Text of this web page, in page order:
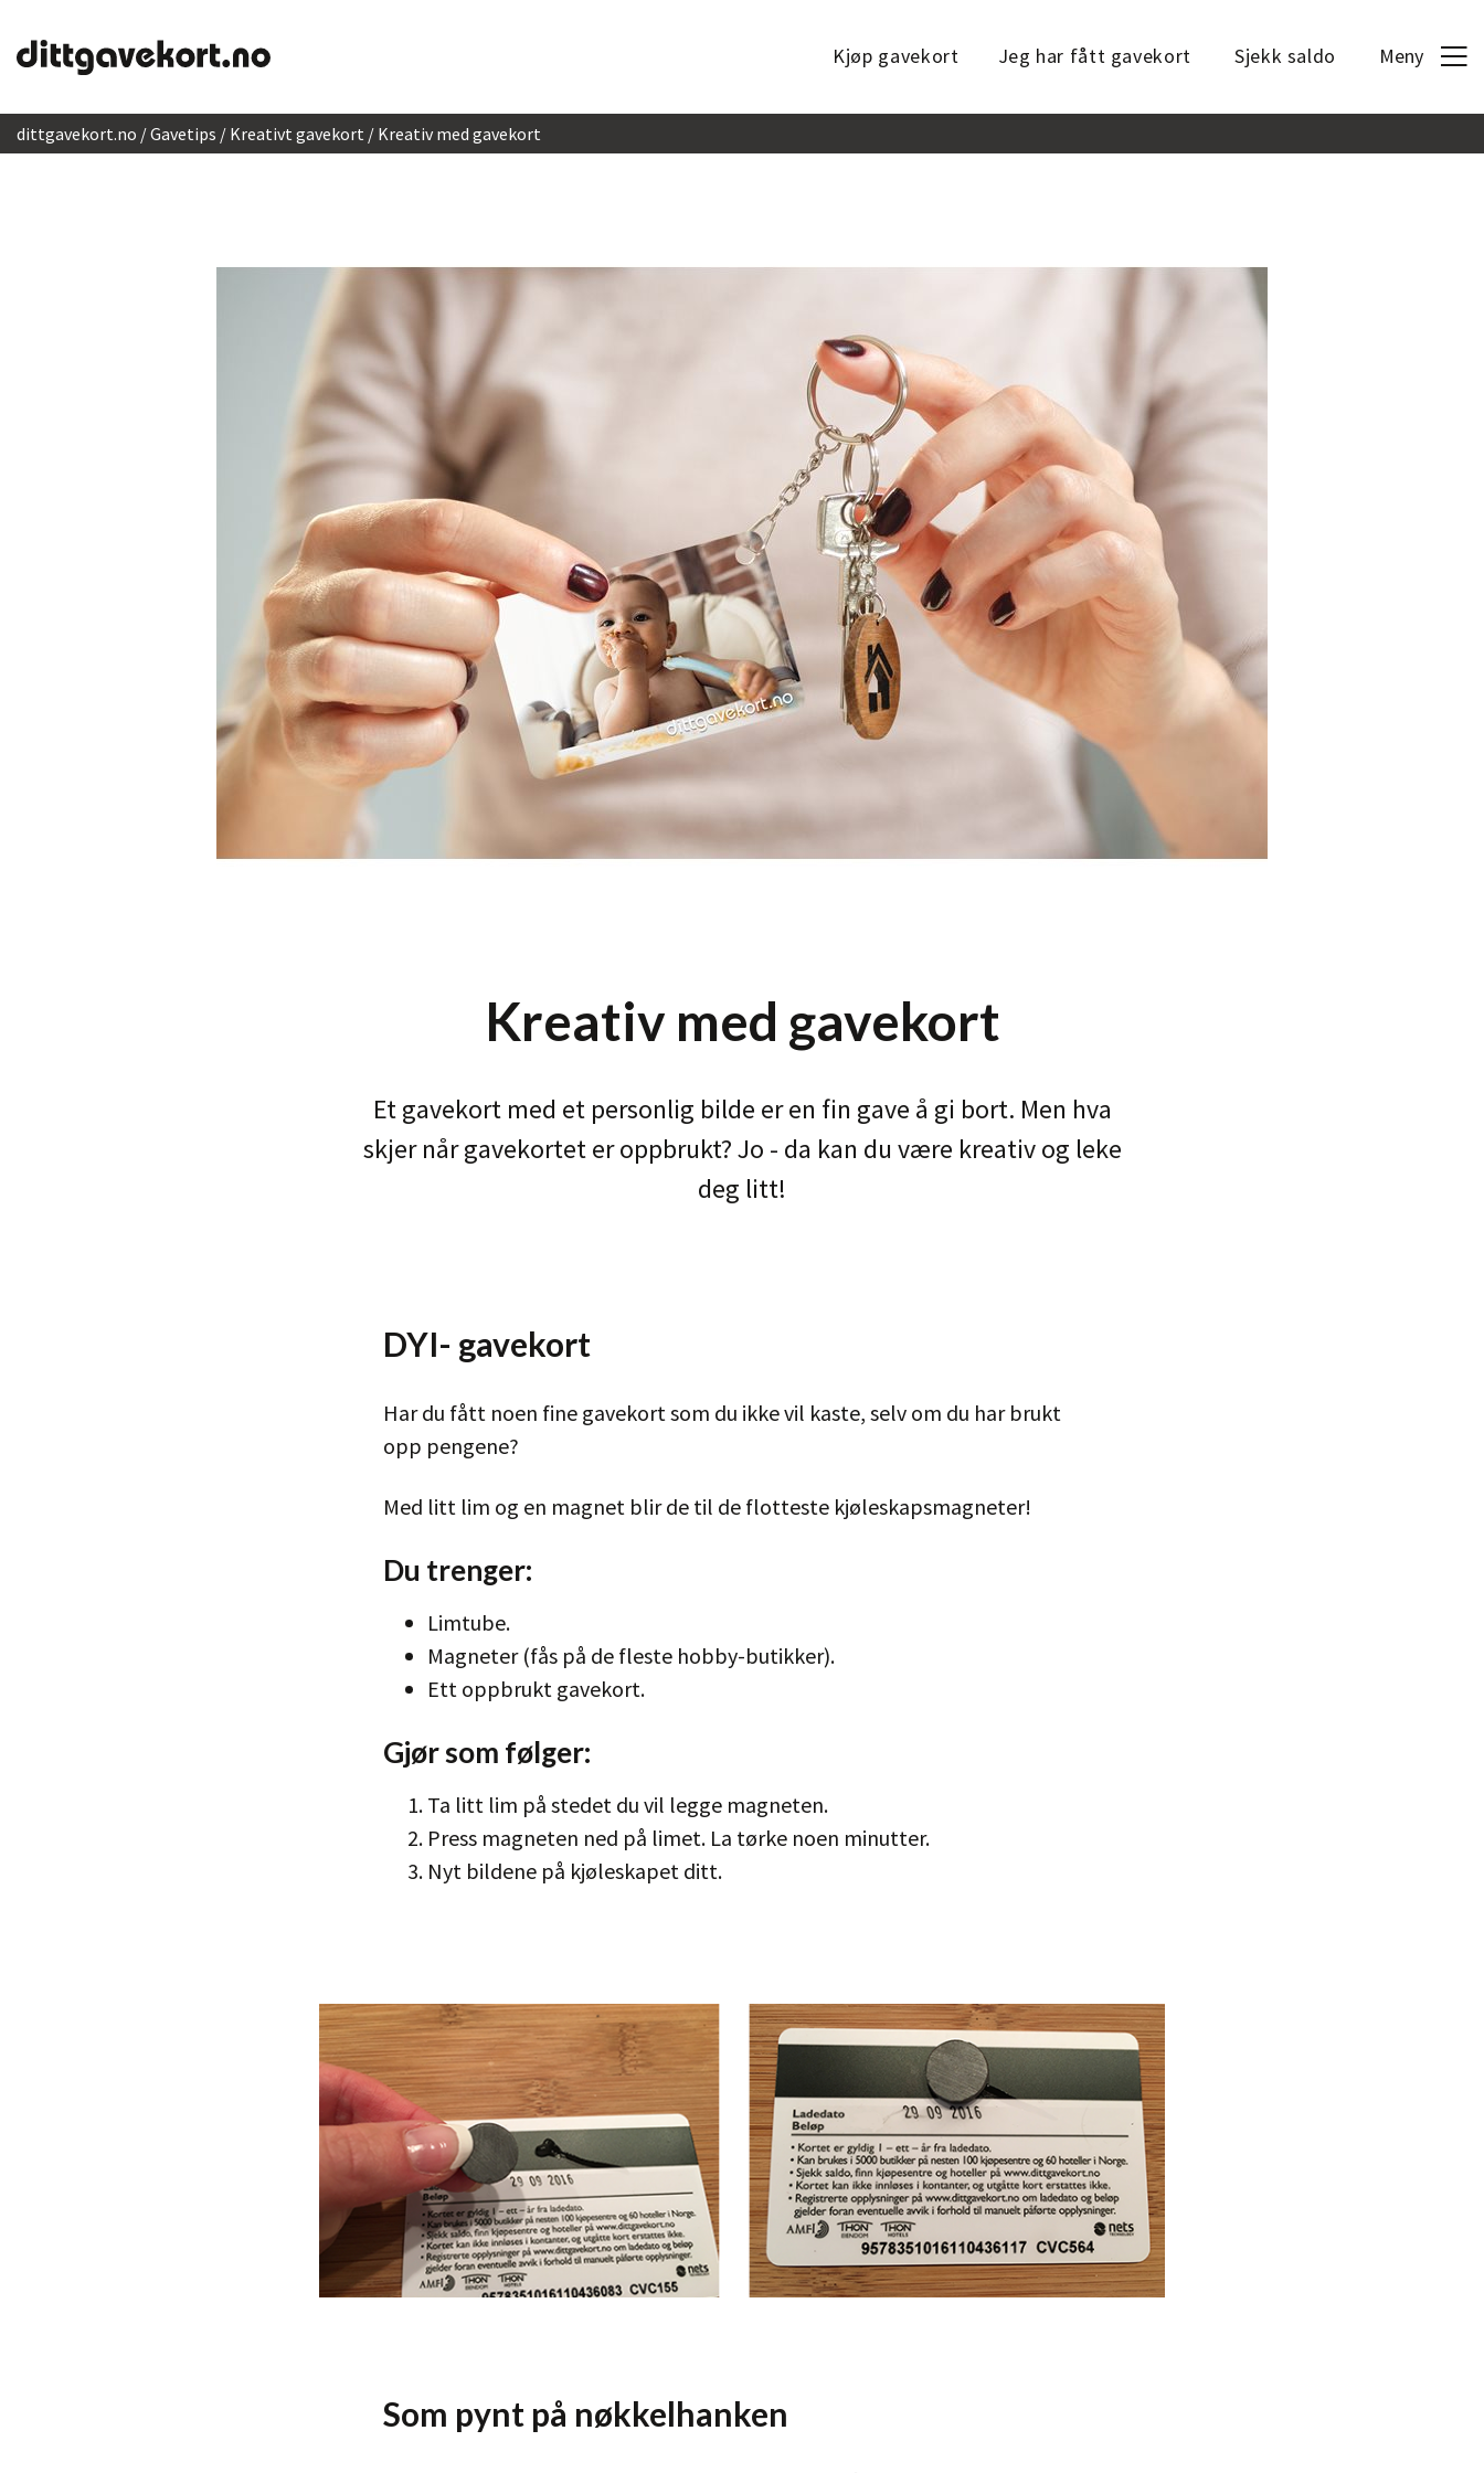
Kjøp gavekort Jeg har fått gavekort Sjekk saldo Meny
dittgavekort.no Gavetips Kreativt gavekort Kreativ med gavekort
Kreativ med gavekort
Et gavekort med et personlig bilde er en fin gave å gi bort. Men hva
skjer når gavekortet er oppbrukt? Jo - da kan du være kreativ og leke
deg litt!
DYI- gavekort
Har du fått noen fine gavekort som du ikke vil kaste, selv om du har brukt
opp pengene?
Med litt lim og en magnet blir de til de flotteste kjøleskapsmagneter!
Du trenger:
Limtube.
Magneter (fås på de fleste hobby-butikker).
Ett oppbrukt gavekort.
Gjør som følger:
Ta litt lim på stedet du vil legge magneten.
Press magneten ned på limet. La tørke noen minutter.
Nyt bildene på kjøleskapet ditt.
Som pynt på nøkkelhanken